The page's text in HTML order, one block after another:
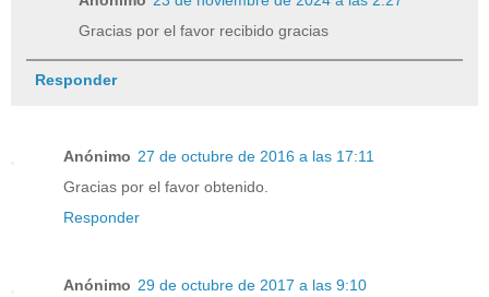
Gracias por el favor recibido gracias
Responder
Anónimo 27 de octubre de 2016 a las 17:11
Gracias por el favor obtenido.
Responder
Anónimo 29 de octubre de 2017 a las 9:10